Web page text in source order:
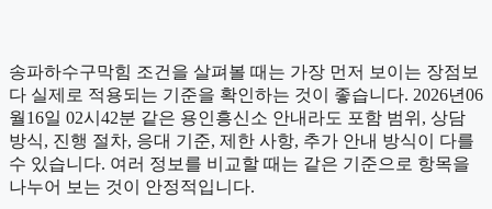
송파하수구막힘 조건을 살펴볼 때는 가장 먼저 보이는 장점보
다 실제로 적용되는 기준을 확인하는 것이 좋습니다. 2026년06
월16일 02시42분 같은 용인흥신소 안내라도 포함 범위, 상담
방식, 진행 절차, 응대 기준, 제한 사항, 추가 안내 방식이 다를
수 있습니다. 여러 정보를 비교할 때는 같은 기준으로 항목을
나누어 보는 것이 안정적입니다.